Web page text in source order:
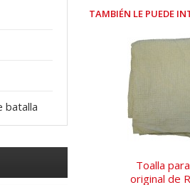
TAMBIÉN LE PUEDE
Toalla
original de
batalla